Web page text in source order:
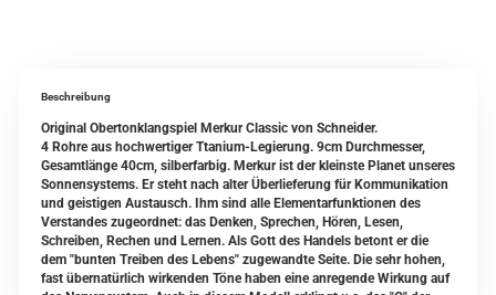
Beschreibung
Original Obertonklangspiel Merkur Classic von Schneider.
4 Rohre aus hochwertiger Ttanium-Legierung. 9cm Durchmesser,
Gesamtlänge 40cm, silberfarbig. Merkur ist der kleinste Planet unseres
Sonnensystems. Er steht nach alter Überlieferung für Kommunikation
und geistigen Austausch. Ihm sind alle Elementarfunktionen des
Verstandes zugeordnet: das Denken, Sprechen, Hören, Lesen,
Schreiben, Rechen und Lernen. Als Gott des Handels betont er die
dem "bunten Treiben des Lebens" zugewandte Seite. Die sehr hohen,
fast übernatürlich wirkenden Töne haben eine anregende Wirkung auf